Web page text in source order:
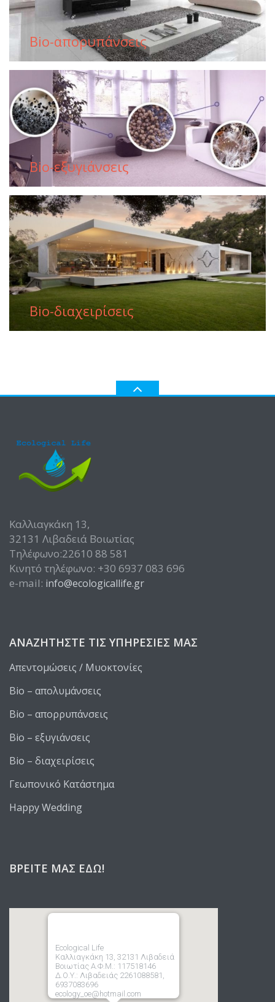
Καλλιαγκάκη 13,
32131 Λιβαδειά Βοιωτίας
Τηλέφωνο:22610 88 581
Κινητό τηλέφωνο: +30 6937 083 696
e-mail: info@ecologicallife.gr
ΑΝΑΖΗΤΉΣΤΕ ΤΙΣ ΥΠΗΡΕΣΊΕΣ ΜΑΣ
Απεντομώσεις / Μυοκτονίες
Bio – απολυμάνσεις
Bio – απορρυπάνσεις
Bio – εξυγιάνσεις
Bio – διαχειρίσεις
Γεωπονικό Κατάστημα
Happy Wedding
ΒΡΕΊΤΕ ΜΑΣ ΕΔΏ!
Ecological Life
Καλλιαγκάκη 13, 32131 Λιβαδειά
Βοιωτίας Α.Φ.Μ.: 117518146
Δ.Ο.Υ.: Λιβαδειάς 2261088581,
6937083696
ecology_oe@hotmail.com